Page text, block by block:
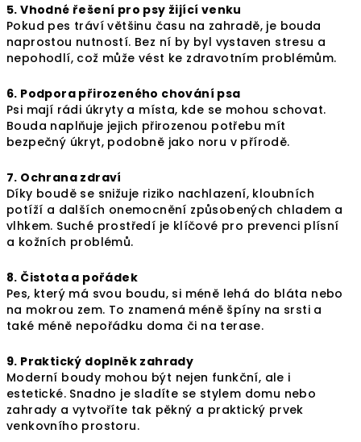
5. Vhodné řešení pro psy žijící venku
Pokud pes tráví většinu času na zahradě, je bouda
naprostou nutností. Bez ní by byl vystaven stresu a
nepohodlí, což může vést ke zdravotním problémům.
6. Podpora přirozeného chování psa
Psi mají rádi úkryty a místa, kde se mohou schovat.
Bouda naplňuje jejich přirozenou potřebu mít
bezpečný úkryt, podobně jako noru v přírodě.
7. Ochrana zdraví
Díky boudě se snižuje riziko nachlazení, kloubních
potíží a dalších onemocnění způsobených chladem a
vlhkem. Suché prostředí je klíčové pro prevenci plísní
a kožních problémů.
8. Čistota a pořádek
Pes, který má svou boudu, si méně lehá do bláta nebo
na mokrou zem. To znamená méně špíny na srsti a
také méně nepořádku doma či na terase.
9. Praktický doplněk zahrady
Moderní boudy mohou být nejen funkční, ale i
estetické. Snadno je sladíte se stylem domu nebo
zahrady a vytvoříte tak pěkný a praktický prvek
venkovního prostoru.